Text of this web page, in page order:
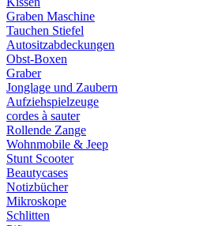
Graben Maschine
Tauchen Stiefel
Autositzabdeckungen
Obst-Boxen
Graber
Jonglage und Zaubern
Aufziehspielzeuge
cordes à sauter
Rollende Zange
Wohnmobile & Jeep
Stunt Scooter
Beautycases
Notizbücher
Mikroskope
Schlitten